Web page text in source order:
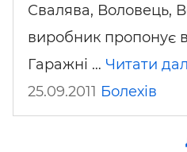
Свалява, Воловець,
виробник пропонує
Гаражні … Читати
25.09.2011 Болехів